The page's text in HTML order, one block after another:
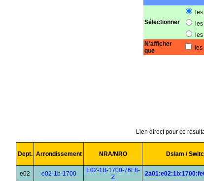
Sélectionner
les
les
les
N'afficher
que
les
Lien direct pour ce
Dept. Arrondissement NRA/NRO Dslam /
e02 e02-1b-1700
E02-1B-1700-76F8-
Z